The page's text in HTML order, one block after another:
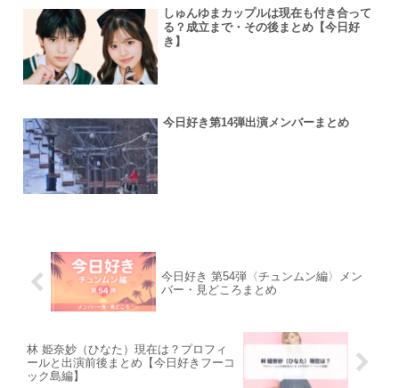
しゅんゆまカップルは現在も付き合って
る？成立まで・その後まとめ【今日好
き】
今日好き第14弾出演メンバーまとめ
今日好き 第54弾〈チュンムン編〉メン
バー・見どころまとめ
林 姫奈妙（ひなた）現在は？プロフィ
ールと出演前後まとめ【今日好きフーコ
ック島編】